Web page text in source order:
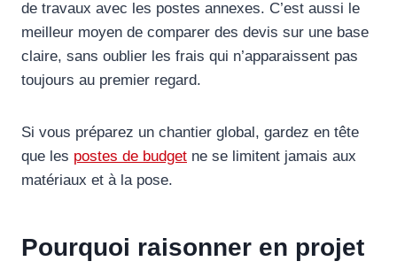
de travaux avec les postes annexes. C’est aussi le
meilleur moyen de comparer des devis sur une base
claire, sans oublier les frais qui n’apparaissent pas
toujours au premier regard.
Si vous préparez un chantier global, gardez en tête
que les postes de budget ne se limitent jamais aux
matériaux et à la pose.
Pourquoi raisonner en projet